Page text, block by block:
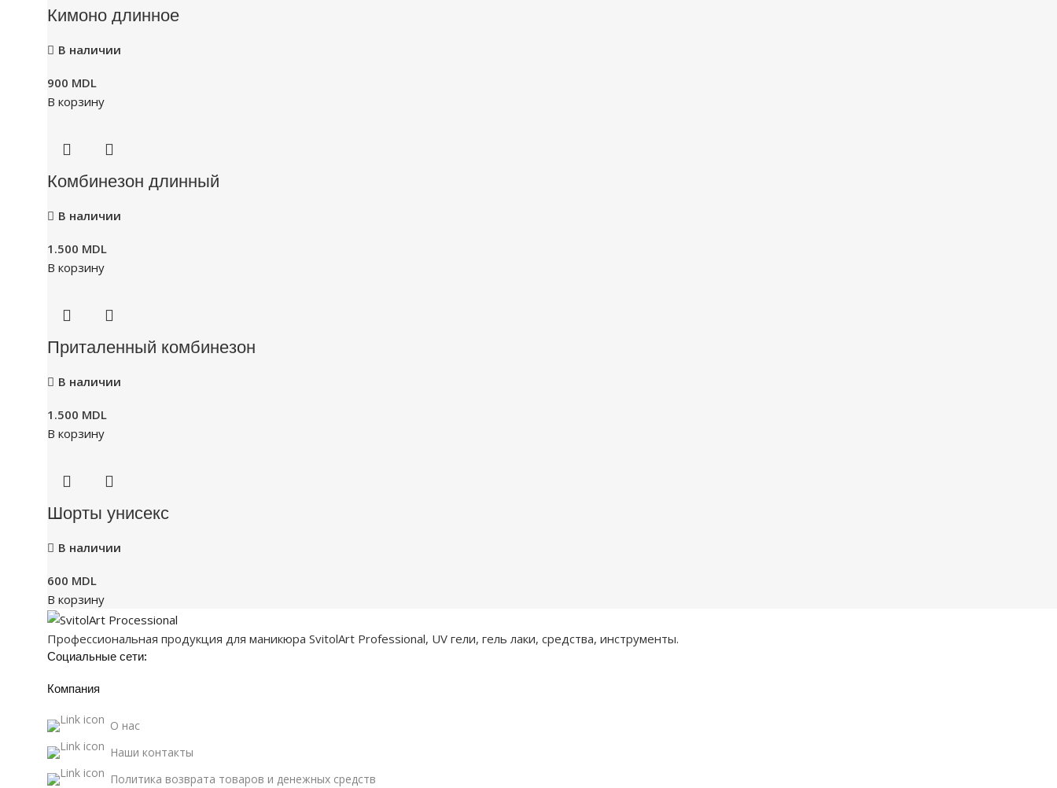
Кимоно длинное
В наличии
900 MDL
В корзину
Комбинезон длинный
В наличии
1.500 MDL
В корзину
Приталенный комбинезон
В наличии
1.500 MDL
В корзину
Шорты унисекс
В наличии
600 MDL
В корзину
Профессиональная продукция для маникюра SvitolArt Professional, UV гели, гель лаки, средства, инструменты.
Социальные сети:
Компания
О нас
Наши контакты
Политика возврата товаров и денежных средств